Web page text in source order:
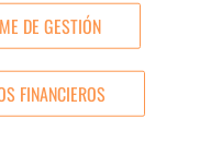
DE GESTIÓN
FINANCIEROS